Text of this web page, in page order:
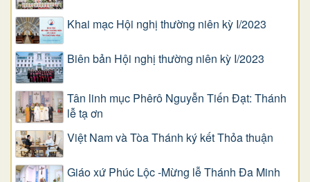
Khai mạc Hội nghị thường niên kỳ I/2023
Biên bản Hội nghị thường niên kỳ I/2023
Tân linh mục Phêrô Nguyễn Tiến Đạt: Thánh
lễ tạ ơn
Việt Nam và Tòa Thánh ký kết Thỏa thuận
Giáo xứ Phúc Lộc -Mừng lễ Thánh Đa Minh